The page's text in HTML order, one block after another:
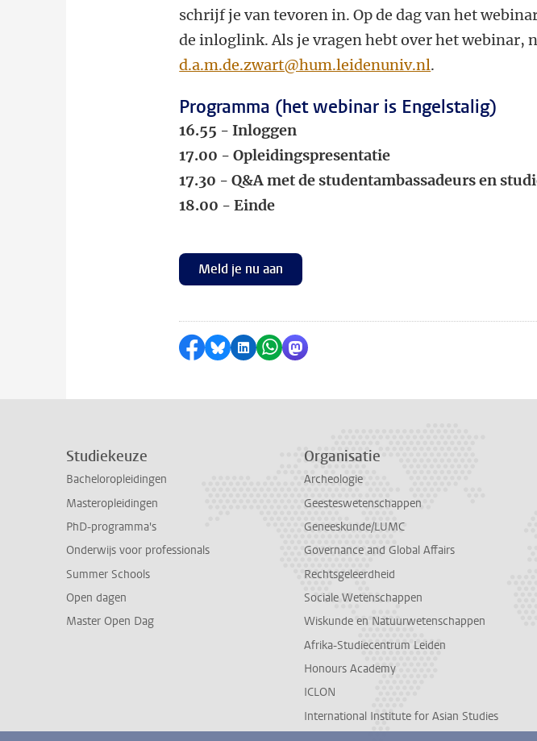
schrijf je van tevoren in. Op de dag van het
de inloglink. Als je vragen hebt over het webinar,
d.a.m.de.zwart@hum.leidenuniv.nl.
Programma (het webinar is Engelstalig)
16.55 - Inloggen
17.00 - Opleidingspresentatie
17.30 - Q&A met de studentambassadeurs en
18.00 - Einde
Meld je nu aan
Delen op Facebook
Delen via Bluesky
Delen op LinkedIn
Delen via WhatsApp
Delen via Mastodon
Studiekeuze
Bacheloropleidingen
Masteropleidingen
PhD-programma's
Onderwijs voor professionals
Summer Schools
Open dagen
Master Open Dag
Organisatie
Archeologie
Geesteswetenschappen
Geneeskunde/LUMC
Governance and Global Affairs
Rechtsgeleerdheid
Sociale Wetenschappen
Wiskunde en Natuurwetenschappen
Afrika-Studiecentrum Leiden
Honours Academy
ICLON
International Institute for Asian Studies